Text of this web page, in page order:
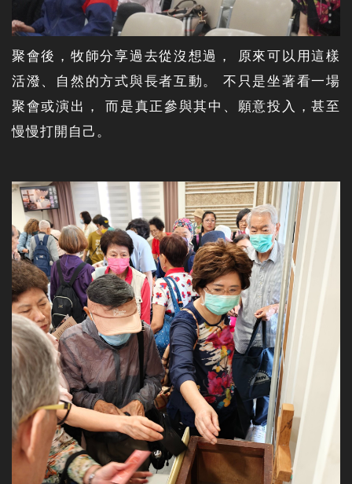
聚會後，牧師分享過去從沒想過， 原來可以用這樣
活潑、自然的方式與長者互動。 不只是坐著看一場
聚會或演出， 而是真正參與其中、願意投入，甚至
慢慢打開自己。